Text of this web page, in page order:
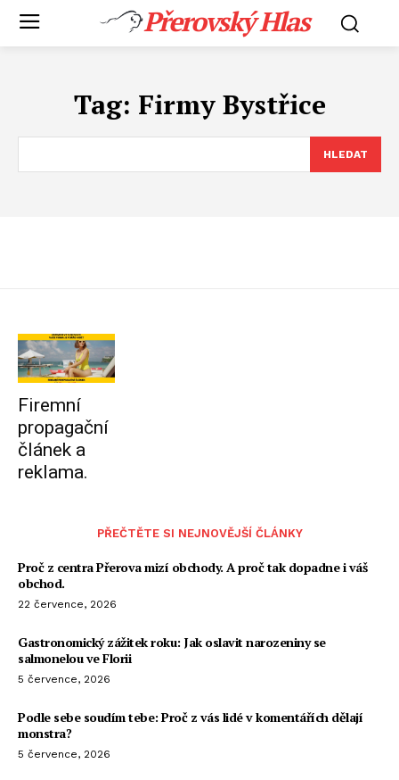
Přerovský Hlas
Tag: Firmy Bystřice
HLEDAT
Firemní
propagační
článek a
reklama.
PŘEČTĚTE SI NEJNOVĚJŠÍ ČLÁNKY
Proč z centra Přerova mizí obchody. A proč tak dopadne i váš
obchod.
22 července, 2026
Gastronomický zážitek roku: Jak oslavit narozeniny se
salmonelou ve Florii
5 července, 2026
Podle sebe soudím tebe: Proč z vás lidé v komentářích dělají
monstra?
5 července, 2026